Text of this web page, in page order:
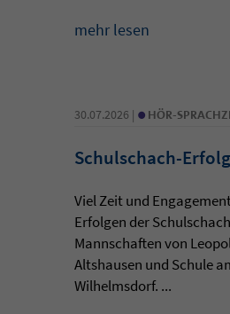
mehr lesen
30.07.2026 | • HÖR-
Schulschach-
Viel Zeit und
Erfolgen der
Mannschaften von
Altshausen und Schule
Wilhelmsdorf. ...